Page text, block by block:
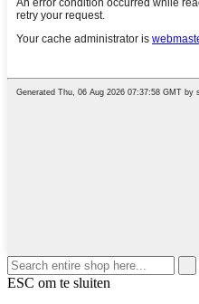
ESC om te sluiten